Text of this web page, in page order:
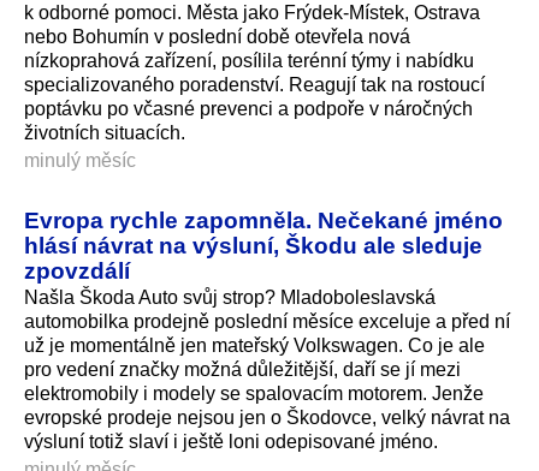
k odborné pomoci. Města jako Frýdek-Místek, Ostrava
nebo Bohumín v poslední době otevřela nová
nízkoprahová zařízení, posílila terénní týmy i nabídku
specializovaného poradenství. Reagují tak na rostoucí
poptávku po včasné prevenci a podpoře v náročných
životních situacích.
minulý měsíc
Evropa rychle zapomněla. Nečekané jméno
hlásí návrat na výsluní, Škodu ale sleduje
zpovzdálí
Našla Škoda Auto svůj strop? Mladoboleslavská
automobilka prodejně poslední měsíce exceluje a před ní
už je momentálně jen mateřský Volkswagen. Co je ale
pro vedení značky možná důležitější, daří se jí mezi
elektromobily i modely se spalovacím motorem. Jenže
evropské prodeje nejsou jen o Škodovce, velký návrat na
výsluní totiž slaví i ještě loni odepisované jméno.